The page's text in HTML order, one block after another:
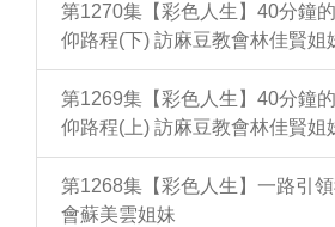
第1270集【彩色人生】40分鐘
仰路程(下) 訪麻豆教會林佳賢姐
第1269集【彩色人生】40分鐘
仰路程(上) 訪麻豆教會林佳賢姐
第1268集【彩色人生】一路引
會蘇美雲姐妹